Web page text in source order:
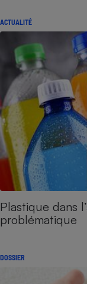
ACTUALITÉ
Plastique dans
problématique
DOSSIER